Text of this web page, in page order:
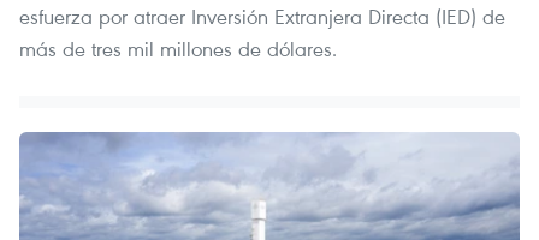
esfuerza por atraer Inversión Extranjera Directa (IED) de
más de tres mil millones de dólares.